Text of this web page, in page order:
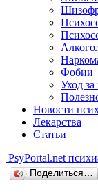
Фобии
Уход
Новости
Лекарства
Статьи
PsyPortal.net
Поделиться…